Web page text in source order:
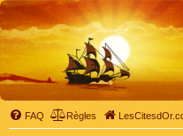
FAQ Règles